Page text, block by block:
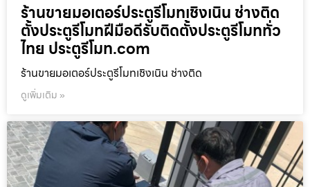
ร้านขายมอเตอร์ประตูรีโมทเชิงเนิน ช่างติด
ตั้งประตูรีโมทฝีมือดีรับติดตั้งประตูรีโมททั่ว
ไทย ประตูรีโมท.com
ร้านขายมอเตอร์ประตูรีโมทเชิงเนิน ช่างติด
ดูเพิ่มเติม »